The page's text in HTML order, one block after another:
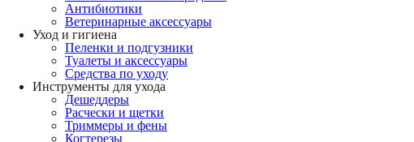
Антибиотики
Ветеринарные аксессуары
Уход и гигиена
Пеленки и подгузники
Туалеты и аксессуары
Средства по уходу
Инструменты для ухода
Дешеддеры
Расчески и щетки
Триммеры и фены
Когтерезы